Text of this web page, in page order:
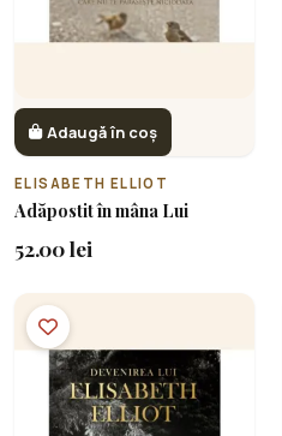
Adaugă în coș
ELISABETH ELLIOT
Adăpostit în mâna Lui
52.00 lei